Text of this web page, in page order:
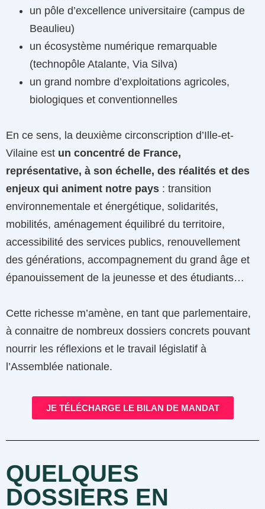
un pôle d’excellence universitaire (campus de
Beaulieu)
un écosystème numérique remarquable
(technopôle Atalante, Via Silva)
un grand nombre d’exploitations agricoles,
biologiques et conventionnelles
En ce sens, la deuxième circonscription d’Ille-et-
Vilaine est un concentré de France,
représentative, à son échelle, des réalités et des
enjeux qui animent notre pays : transition
environnementale et énergétique, solidarités,
mobilités, aménagement équilibré du territoire,
accessibilité des services publics, renouvellement
des générations, accompagnement du grand âge et
épanouissement de la jeunesse et des étudiants…
Cette richesse m’amène, en tant que parlementaire,
à connaitre de nombreux dossiers concrets pouvant
nourrir les réflexions et le travail législatif à
l’Assemblée nationale.
JE TÉLÉCHARGE LE BILAN DE MANDAT
QUELQUES
DOSSIERS EN